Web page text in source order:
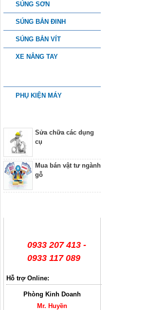
SÚNG SƠN
SÚNG BẮN ĐINH
SÚNG BẮN VÍT
XE NÂNG TAY
PHỤ KIỆN MÁY
Sửa chữa các dụng
cụ
Mua bán vật tư ngành
gỗ
0933 207 413 -
0933 117 089
Hỗ trợ Online:
Phòng Kinh Doanh
Mr. Huyền